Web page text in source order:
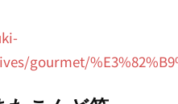
gourmet/